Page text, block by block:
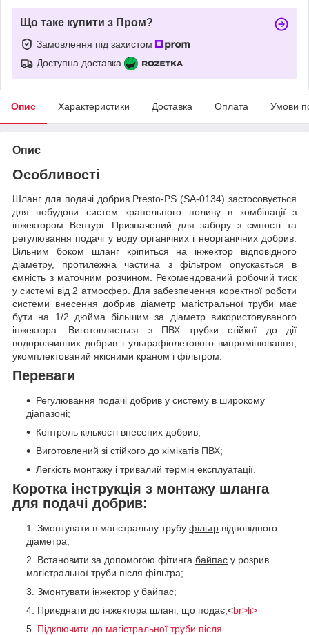
Що таке купити з Пром?
Замовлення під захистом
Доступна доставка
Опис Характеристики Доставка Оплата Умови
Опис
Особливості
Шланг для подачі добрив Presto-PS (SA-0134) застосовується
для побудови систем крапельного поливу в комбінації з
інжектором Вентурі. Призначений для забору з ємності та
регулювання подачі у воду органічних і неорганічних добрив.
Вільним боком шланг кріпиться на інжектор відповідного
діаметру, протилежна частина з фільтром опускається в
ємність з маточним розчином. Рекомендований робочий тиск
у системі від 2 атмосфер. Для забезпечення коректної роботи
системи внесення добрив діаметр магістральної труби має
бути на 1/2 дюйма більшим за діаметр використовуваного
інжектора. Виготовляється з ПВХ трубки стійкої до дії
водорозчинних добрив і ультрафіолетового випромінювання,
укомплектований якісними краном і фільтром.
Переваги
Регулювання подачі добрив у систему в широкому
діапазоні;
Контроль кількості внесених добрив;
Виготовлений зі стійкого до хімікатів ПВХ;
Легкість монтажу і тривалий термін експлуатації.
Коротка інструкція з монтажу шланга
для подачі добрив:
Змонтувати в магістральну трубу фільтр відповідного
діаметра;
Встановити за допомогою фітинга байпас у розрив
магістральної труби після фільтра;
Змонтувати інжектор у байпас;
Приєднати до інжектора шланг, що подає;<br>li>
Підключити до магістральної труби після